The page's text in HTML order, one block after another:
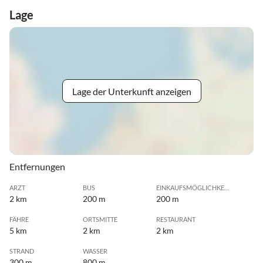
Lage
Lage der Unterkunft anzeigen
Entfernungen
ARZT
2 km
BUS
200 m
EINKAUFSMÖGLICHKEIT
200 m
FÄHRE
5 km
ORTSMITTE
2 km
RESTAURANT
2 km
STRAND WASSER